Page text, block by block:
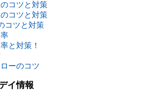
コツと対策
コツと対策
コツと対策
と対策！
ーのコツ
イ情報